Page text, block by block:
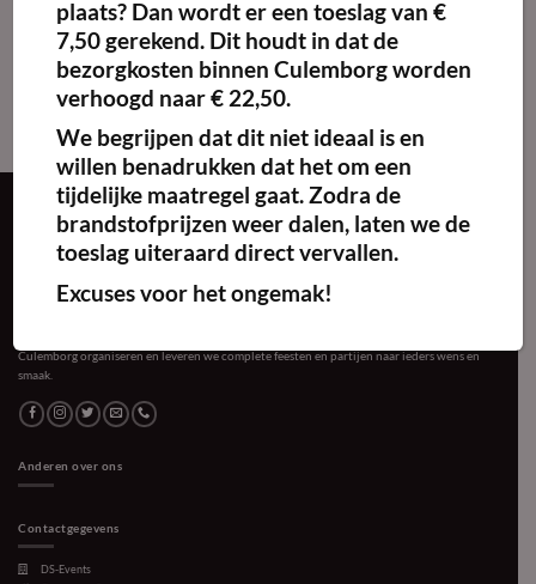
Kies
huurperiode
Over ons
Culemborg organiseren en leveren we complete feesten en partijen naar ieders wens en
smaak.
Anderen over ons
Contactgegevens
DS-Events
plaats? Dan wordt er een toeslag van €
7,50 gerekend. Dit houdt in dat de
bezorgkosten binnen Culemborg worden
verhoogd naar € 22,50.
We begrijpen dat dit niet ideaal is en
willen benadrukken dat het om een
tijdelijke maatregel gaat. Zodra de
brandstofprijzen weer dalen, laten we de
toeslag uiteraard direct vervallen.
Excuses voor het ongemak!